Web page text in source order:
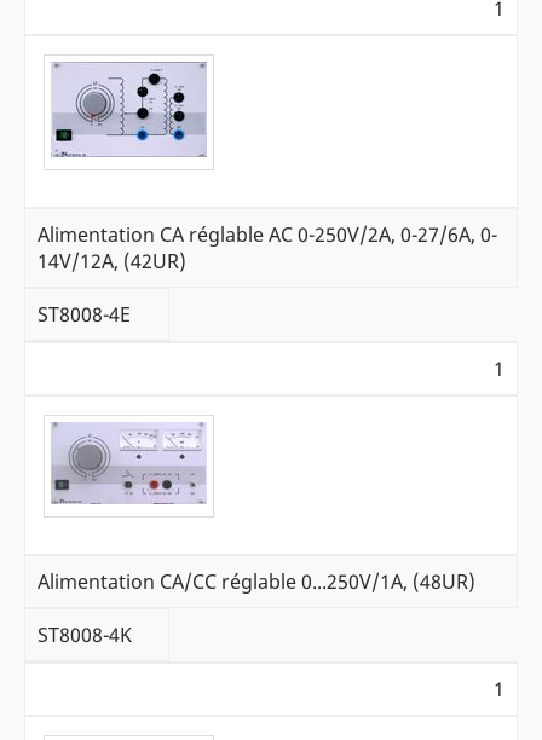
1
Alimentation CA réglable AC 0-250V/2A, 0-27/6A, 0-
14V/12A, (42UR)
ST8008-4E
1
Alimentation CA/CC réglable 0...250V/1A, (48UR)
ST8008-4K
1